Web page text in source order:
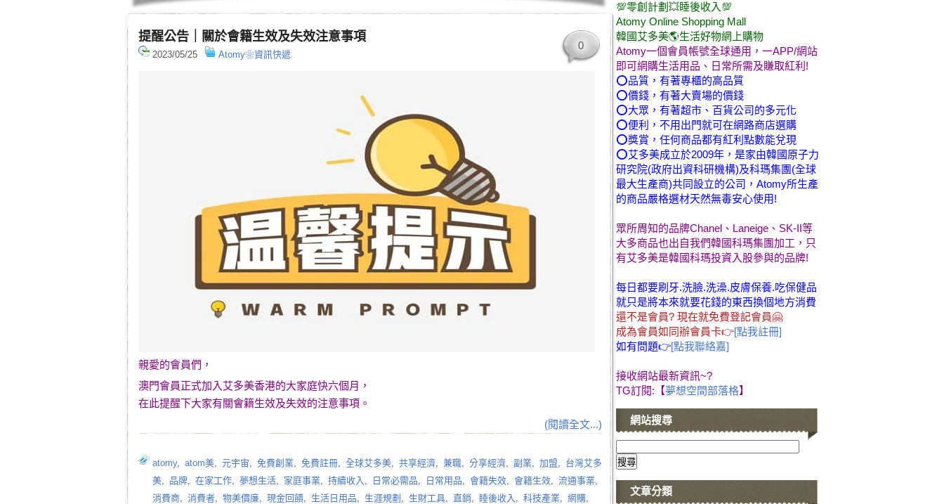
提醒公告｜關於會籍生效及失效注意事項
2023/05/25 Atomy❀資訊快遞
0
親愛的會員們，
澳門會員正式加入艾多美香港的大家庭快六個月，
在此提醒下大家有關會籍生效及失效的注意事項。
(閱讀全文...)
atomy, atom美, 元宇宙, 免費創業, 免費註冊, 全球艾多美, 共享經濟, 兼職, 分享經濟, 副業, 加盟, 台灣艾多
美, 品牌, 在家工作, 夢想生活, 家庭事業, 持續收入 , 日常必需品, 日常用品, 會籍失效, 會籍生效, 流通事業,
消費商, 消費者, 物美價廉, 現金回饋, 生活日用品, 生涯規劃 , 生財工具, 直銷, 睡後收入 , 科技產業, 網購,
💯零創計劃💥睡後收入💯
Atomy Online Shopping Mall
韓國艾多美🌎生活好物網上購物
Atomy一個會員帳號全球通用，一APP/網站
即可網購生活用品、日常所需及賺取紅利!
⭕品質，有著專櫃的高品質
⭕價錢，有著大賣場的價錢
⭕大眾，有著超市、百貨公司的多元化
⭕便利，不用出門就可在網路商店選購
⭕獎賞，任何商品都有紅利點數能兌現
⭕艾多美成立於2009年，是家由韓國原子力
研究院(政府出資科研機構)及科瑪集團(全球
最大生產商)共同設立的公司，Atomy所生產
的商品嚴格選材天然無毒安心使用!
眾所周知的品牌Chanel、Laneige、SK-II等
大多商品也出自我們韓國科瑪集團加工，只
有艾多美是韓國科瑪投資入股參與的品牌!
每日都要刷牙.洗臉.洗澡.皮膚保養.吃保健品
就只是將本來就要花錢的東西換個地方消費
還不是會員? 現在就免費登記會員🤗
成為會員如同辦會員卡👉[點我註冊]
如有問題👉[點我聯絡嘉]
接收網站最新資訊~?
TG訂閱:【夢想空間部落格】
網站搜尋
文章分類